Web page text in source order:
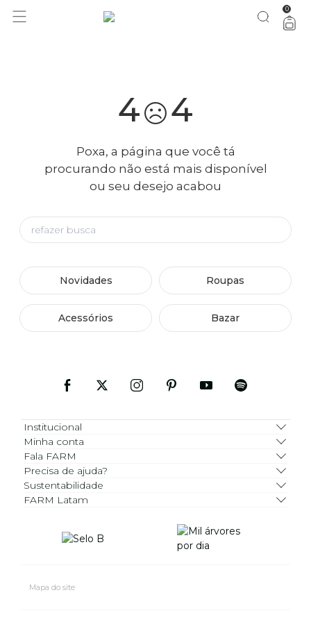
você merece 30% OFF pra comemorar com a gente aproveita! 0
4 4
Poxa, a página que você tá
procurando não está mais disponível
ou seu desejo acabou
Novidades Roupas
Acessórios Bazar
Institucional
Minha conta
Fala FARM
Precisa de ajuda?
Sustentabilidade
FARM Latam
Mapa do site